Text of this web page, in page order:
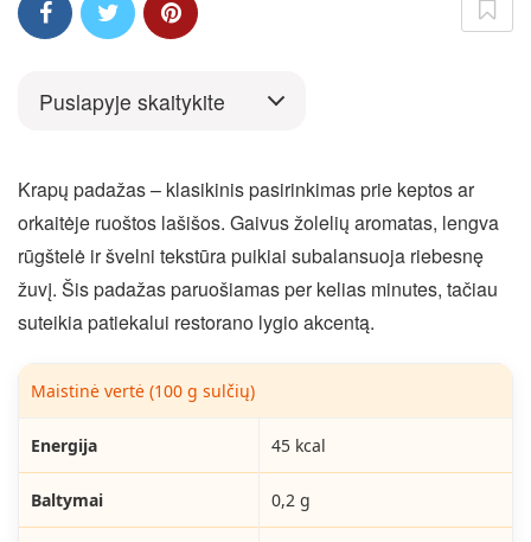
Puslapyje skaitykite
Krapų padažas – klasikinis pasirinkimas prie keptos ar
orkaitėje ruoštos lašišos. Gaivus žolelių aromatas, lengva
rūgštelė ir švelni tekstūra puikiai subalansuoja riebesnę
žuvį. Šis padažas paruošiamas per kelias minutes, tačiau
suteikia patiekalui restorano lygio akcentą.
Maistinė vertė (100 g sulčių)
Energija 45 kcal
Baltymai 0,2 g